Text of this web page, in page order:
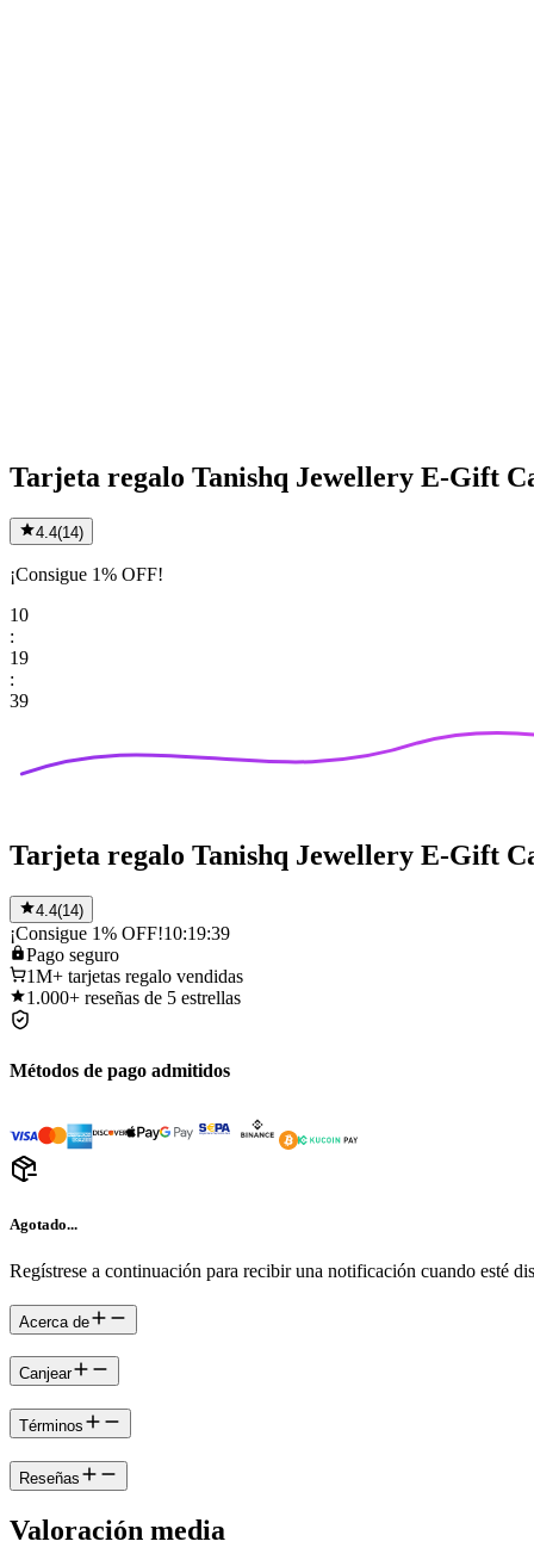
Tarjeta regalo Tanishq Jewellery E-Gift
4.4(14)
¡Consigue 1% OFF!
10
:
19
:
39
Tarjeta regalo Tanishq Jewellery E-Gift
4.4(14)
¡Consigue 1% OFF!10:19:39
Pago seguro
1M+ tarjetas regalo vendidas
1.000+ reseñas de 5 estrellas
Métodos de pago admitidos
Agotado...
Regístrese a continuación para recibir una notificación cuando esté
Acerca de
Canjear
Términos
Reseñas
Valoración media